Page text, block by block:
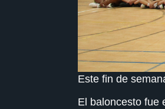
Este fin de
El baloncesto fue